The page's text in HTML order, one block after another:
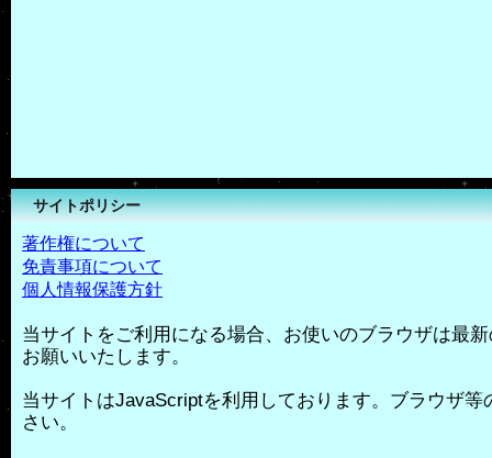
サイトポリシー
著作権について
免責事項について
個人情報保護方針
当サイトをご利用になる場合、お使いのブラウザは最
お願いいたします。
当サイトはJavaScriptを利用しております。ブラウザ
さい。